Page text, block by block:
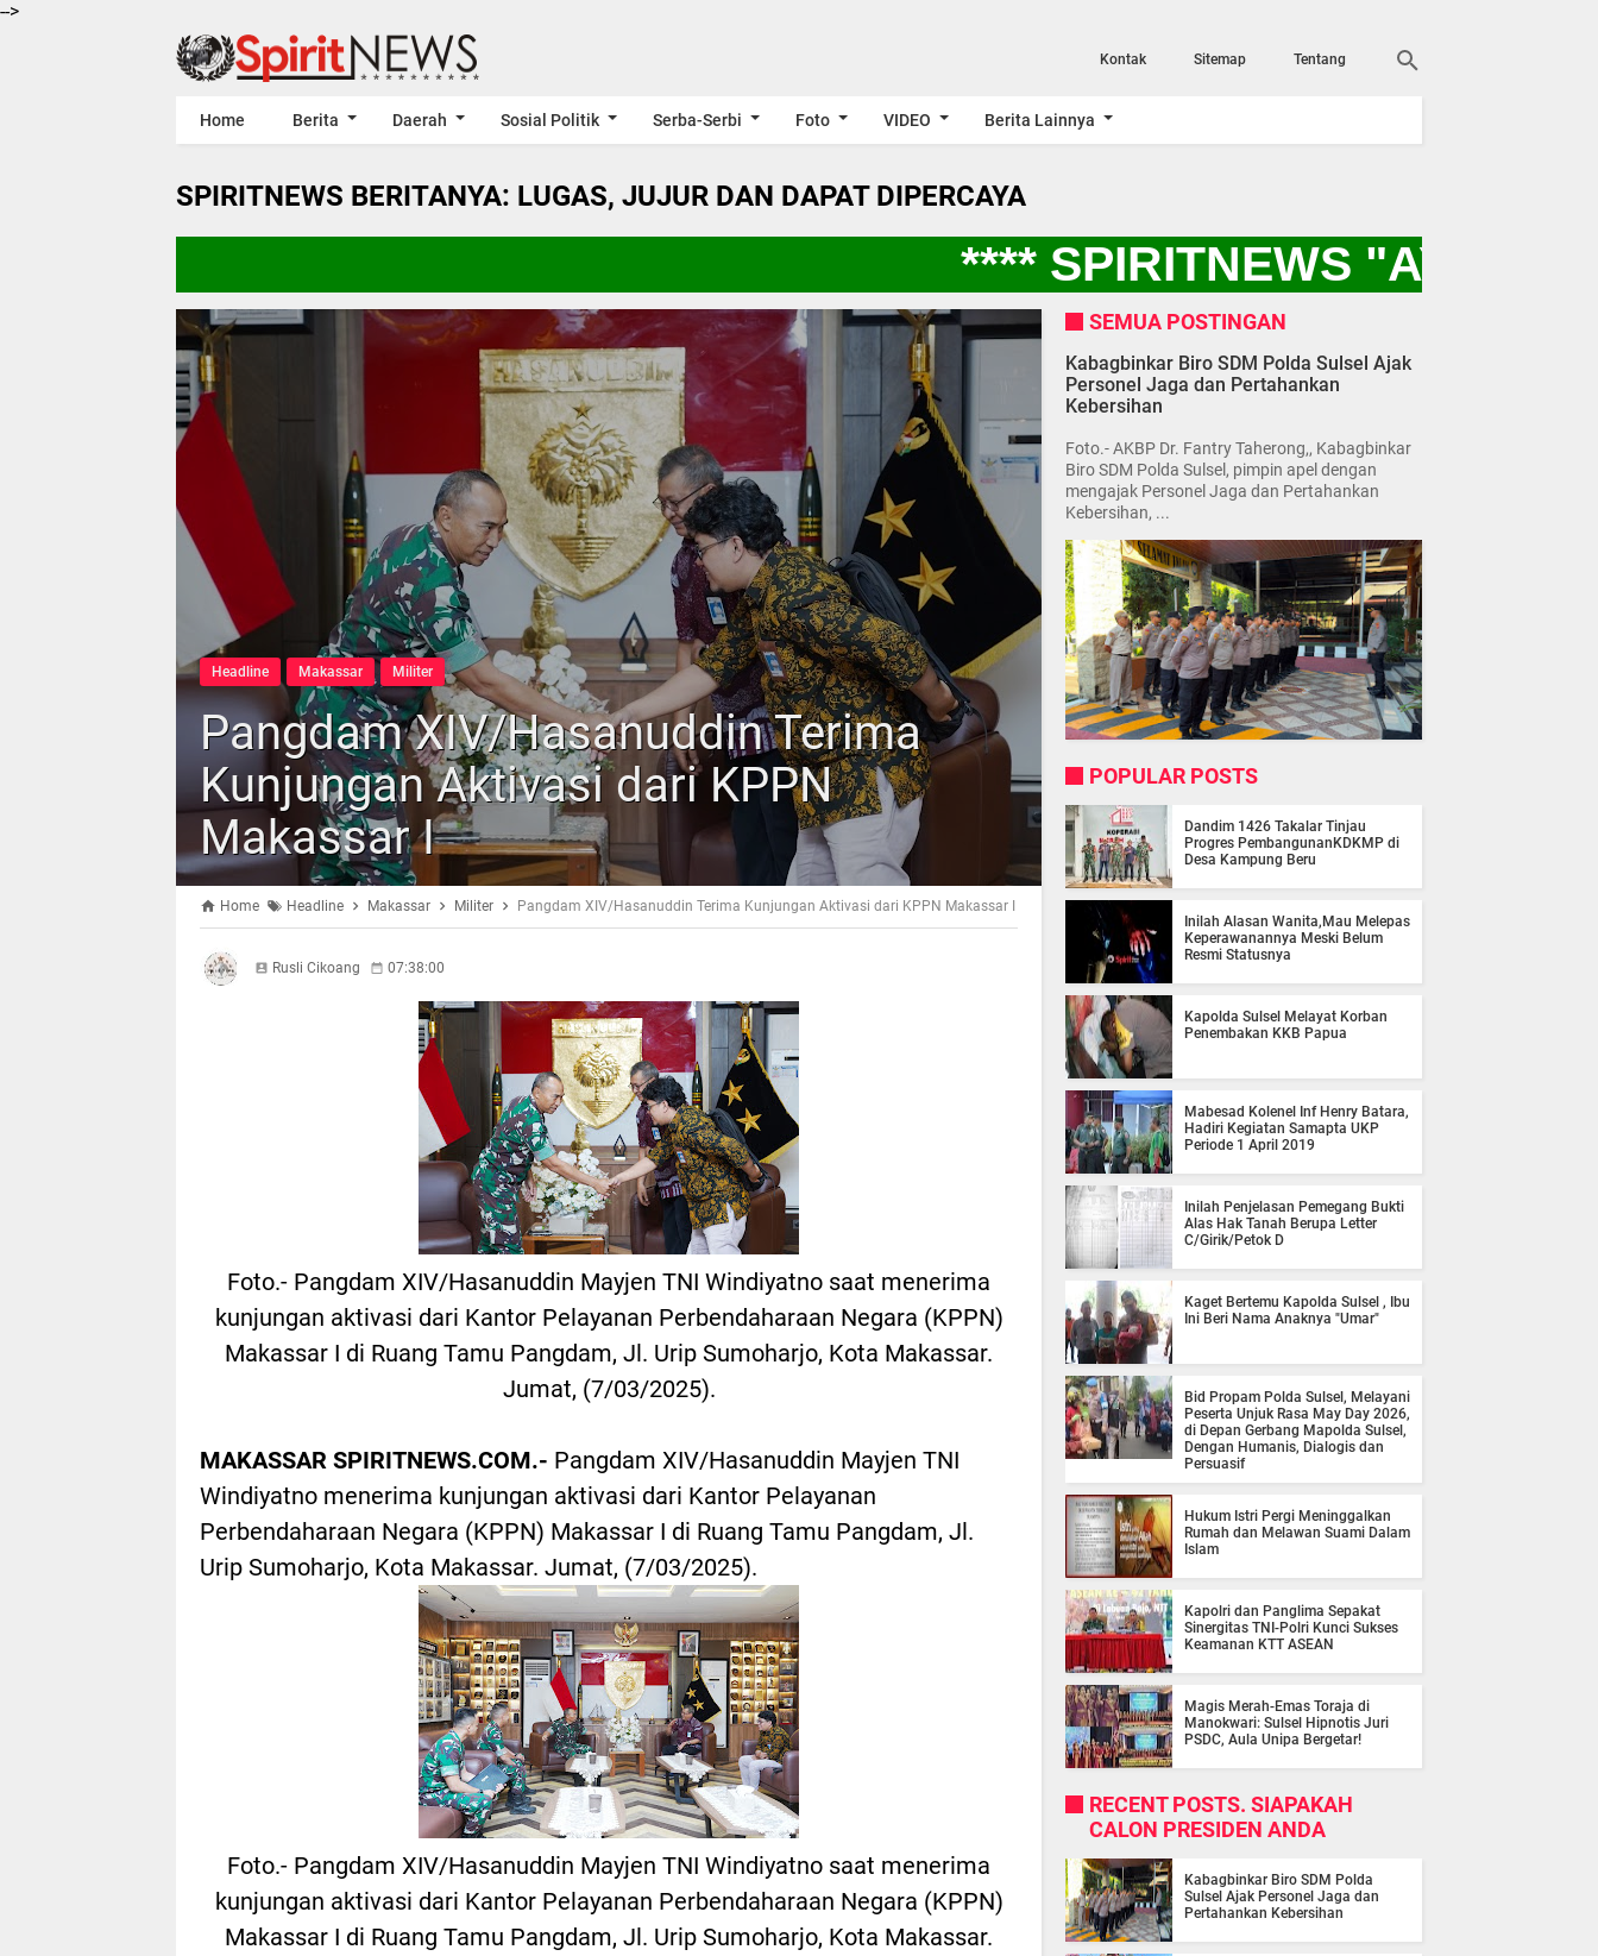
-->
Kontak Sitemap Tentang
Home Berita Daerah Sosial Politik Serba-Serbi Foto VIDEO Berita Lainnya
SPIRITNEWS BERITANYA: LUGAS, JUJUR DAN DAPAT DIPERCAYA
**** SPIRITNEWS "AYO KITA
Headline Makassar Militer
Pangdam XIV/Hasanuddin Terima
Kunjungan Aktivasi dari KPPN
Makassar I
Home Headline Makassar Militer Pangdam XIV/Hasanuddin Terima Kunjungan Aktivasi dari KPPN Makassar I
Rusli Cikoang 07:38:00
Foto.- Pangdam XIV/Hasanuddin Mayjen TNI Windiyatno saat menerima
kunjungan aktivasi dari Kantor Pelayanan Perbendaharaan Negara (KPPN)
Makassar I di Ruang Tamu Pangdam, Jl. Urip Sumoharjo, Kota Makassar.
Jumat, (7/03/2025).
MAKASSAR SPIRITNEWS.COM.- Pangdam XIV/Hasanuddin Mayjen TNI
Windiyatno menerima kunjungan aktivasi dari Kantor Pelayanan
Perbendaharaan Negara (KPPN) Makassar I di Ruang Tamu Pangdam, Jl.
Urip Sumoharjo, Kota Makassar. Jumat, (7/03/2025).
Foto.- Pangdam XIV/Hasanuddin Mayjen TNI Windiyatno saat menerima
kunjungan aktivasi dari Kantor Pelayanan Perbendaharaan Negara (KPPN)
Makassar I di Ruang Tamu Pangdam, Jl. Urip Sumoharjo, Kota Makassar.
SEMUA POSTINGAN
Kabagbinkar Biro SDM Polda Sulsel Ajak
Personel Jaga dan Pertahankan
Kebersihan
Foto.- AKBP Dr. Fantry Taherong,, Kabagbinkar
Biro SDM Polda Sulsel, pimpin apel dengan
mengajak Personel Jaga dan Pertahankan
Kebersihan, ...
POPULAR POSTS
Dandim 1426 Takalar Tinjau
Progres PembangunanKDKMP di
Desa Kampung Beru
Inilah Alasan Wanita,Mau Melepas
Keperawanannya Meski Belum
Resmi Statusnya
Kapolda Sulsel Melayat Korban
Penembakan KKB Papua
Mabesad Kolenel Inf Henry Batara,
Hadiri Kegiatan Samapta UKP
Periode 1 April 2019
Inilah Penjelasan Pemegang Bukti
Alas Hak Tanah Berupa Letter
C/Girik/Petok D
Kaget Bertemu Kapolda Sulsel , Ibu
Ini Beri Nama Anaknya "Umar"
Bid Propam Polda Sulsel, Melayani
Peserta Unjuk Rasa May Day 2026,
di Depan Gerbang Mapolda Sulsel,
Dengan Humanis, Dialogis dan
Persuasif
Hukum Istri Pergi Meninggalkan
Rumah dan Melawan Suami Dalam
Islam
Kapolri dan Panglima Sepakat
Sinergitas TNI-Polri Kunci Sukses
Keamanan KTT ASEAN
Magis Merah-Emas Toraja di
Manokwari: Sulsel Hipnotis Juri
PSDC, Aula Unipa Bergetar!
RECENT POSTS. SIAPAKAH
CALON PRESIDEN ANDA
Kabagbinkar Biro SDM Polda
Sulsel Ajak Personel Jaga dan
Pertahankan Kebersihan